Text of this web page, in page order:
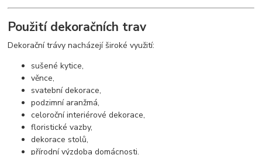
Použití dekoračních trav
Dekorační trávy nacházejí široké využití:
sušené kytice,
věnce,
svatební dekorace,
podzimní aranžmá,
celoroční interiérové dekorace,
floristické vazby,
dekorace stolů,
přírodní výzdoba domácnosti.